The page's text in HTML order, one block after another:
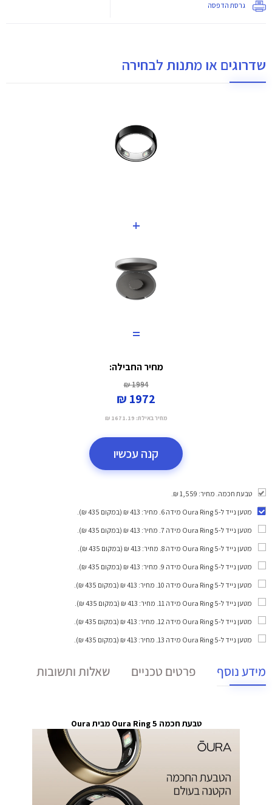
גרסת הדפסה
שדרוגים או מתנות לבחירה
+
=
מחיר החבילה:
1994 ₪
1972 ₪
מחיר באילת: 1671.19 ₪
קנה עכשיו
טבעת חכמה. מחיר: 1,559 ₪.
מטען נייד ל-Oura Ring 5 מידה 6
. מחיר: 413 ₪ (במקום 435 ₪).
מטען נייד ל-Oura Ring 5 מידה 7
. מחיר: 413 ₪ (במקום 435 ₪).
מטען נייד ל-Oura Ring 5 מידה 8
. מחיר: 413 ₪ (במקום 435 ₪).
מטען נייד ל-Oura Ring 5 מידה 9
. מחיר: 413 ₪ (במקום 435 ₪).
מטען נייד ל-Oura Ring 5 מידה 10
. מחיר: 413 ₪ (במקום 435 ₪).
מטען נייד ל-Oura Ring 5 מידה 11
. מחיר: 413 ₪ (במקום 435 ₪).
מטען נייד ל-Oura Ring 5 מידה 12
. מחיר: 413 ₪ (במקום 435 ₪).
מטען נייד ל-Oura Ring 5 מידה 13
. מחיר: 413 ₪ (במקום 435 ₪).
מידע נוסף פרטים טכניים שאלות ותשובות
טבעת חכמה Oura Ring 5 מבית Oura